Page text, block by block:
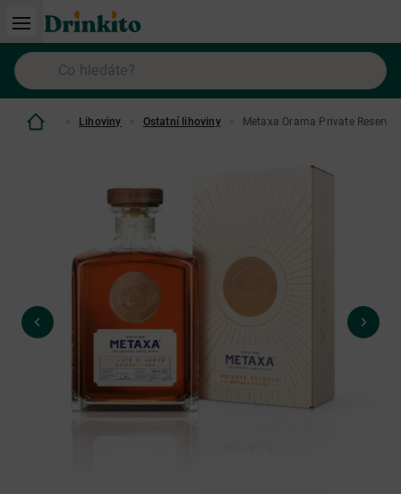
Lihoviny Ostatní lihoviny Metaxa Orama Private Reserve